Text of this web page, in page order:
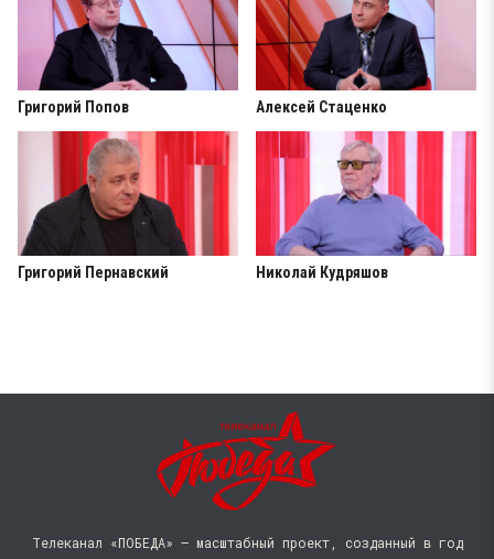
Григорий Попов Алексей Стаценко
Григорий Пернавский Николай Кудряшов
Телеканал «ПОБЕДА» — масштабный проект, созданный в год